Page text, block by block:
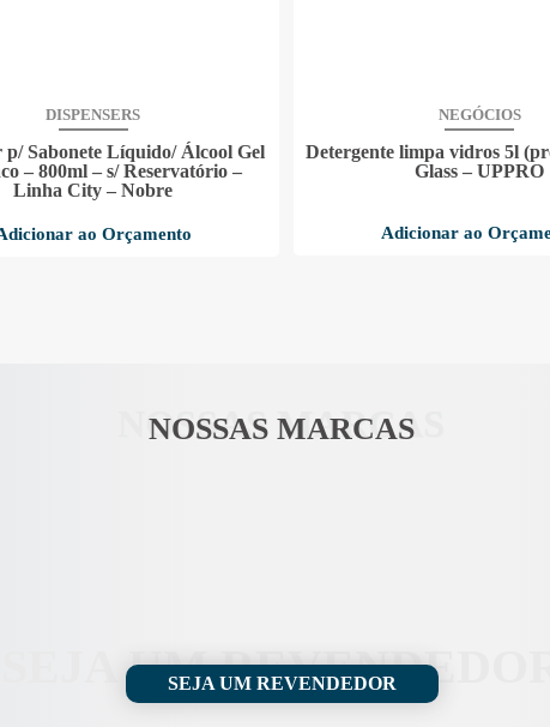
DISPENSERS
p/ Sabonete Líquido/ Álcool Gel
– 800ml – s/ Reservatório –
Linha City – Nobre
ao Orçamento
NEGÓCIOS
Detergente limpa vidros 5l
Glass – UPPRO
Adicionar ao
NOSSAS MARCAS
NOSSAS MARCAS
SEJA UMSEJA UM REVENDEDOR